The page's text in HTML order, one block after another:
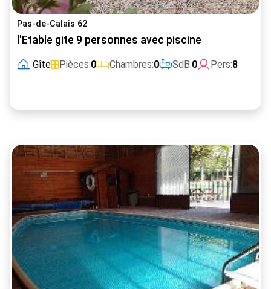
Pas-de-Calais 62
l'Etable gite 9 personnes avec piscine
Gîte Pièces:0 Chambres:0 SdB:0 Pers:8